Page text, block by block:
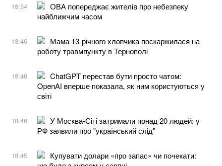
18:54
ОВА попереджає жителів про небезпеку
найближчим часом
18:46
Мама 13-річного хлопчика поскаржилася на
роботу травмпункту в Тернополі
18:46
ChatGPT перестав бути просто чатом:
OpenAI вперше показала, як ним користуються у
світі
18:46
У Москва-Сіті затримали понад 20 людей: у
РФ заявили про "український слід"
18:45
Купувати долари «про запас» чи почекати: